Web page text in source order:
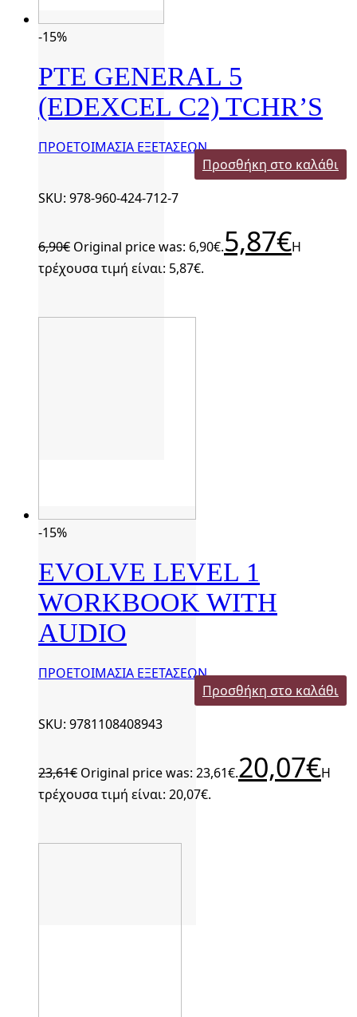
-15%
PTE GENERAL 5
(EDEXCEL C2) TCHR’S
ΠΡΟΕΤΟΙΜΑΣΙΑ ΕΞΕΤΑΣΕΩΝ
Προσθήκη στο καλάθι
SKU: 978-960-424-712-7
6,90€ Original price was: 6,90€.5,87€Η
τρέχουσα τιμή είναι: 5,87€.
-15%
EVOLVE LEVEL 1
WORKBOOK WITH
AUDIO
ΠΡΟΕΤΟΙΜΑΣΙΑ ΕΞΕΤΑΣΕΩΝ
Προσθήκη στο καλάθι
SKU: 9781108408943
23,61€ Original price was: 23,61€.20,07€Η
τρέχουσα τιμή είναι: 20,07€.